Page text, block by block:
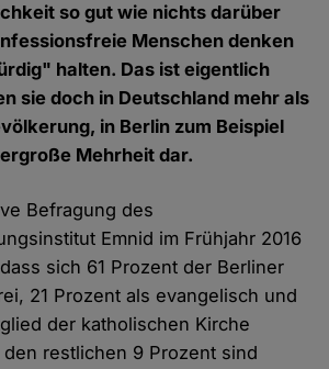
so gut wie nichts darüber
Menschen denken
halten. Das ist eigentlich
sie doch in Deutschland mehr als
in Berlin zum Beispiel
Mehrheit dar.
Befragung des
Emnid im Frühjahr 2016
sich 61 Prozent der Berliner
21 Prozent als evangelisch und
der katholischen Kirche
restlichen 9 Prozent sind